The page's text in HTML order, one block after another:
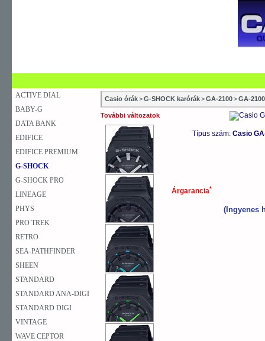
ACTIVE DIAL
BABY-G
DATA BANK
EDIFICE
EDIFICE PREMIUM
G-SHOCK
G-SHOCK PRO
LINEAGE
PHYS
PRO TREK
RETRO
SEA-PATHFINDER
SHEEN
STANDARD
STANDARD ANA-DIGI
STANDARD DIGI
VINTAGE
WAVE CEPTOR
Casio órák>G-SHOCK karórák>GA-2100>GA-
További változatok
Típus szám: Casio
Árgarancia*
(Ingyenes